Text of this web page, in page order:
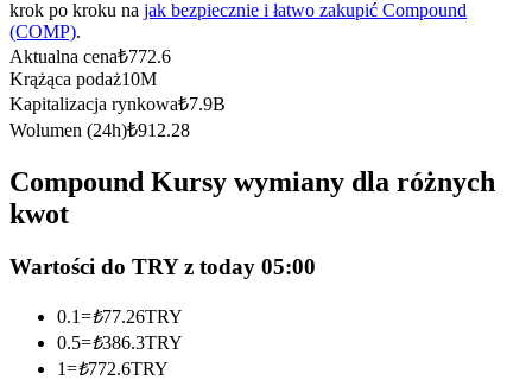
Kopiowanie Transakcji
Dołącz do najlepszych traderów
Zostań traderem kopiującym
krok po kroku na jak bezpiecznie i łatwo zakupić Compound
(COMP).
Aktualna cena₺772.6
Krążąca podaż10M
Kapitalizacja rynkowa₺7.9B
Wolumen (24h)₺912.28
Compound Kursy wymiany dla różnych
kwot
Wartości do TRY z today 05:00
0.1=₺77.26TRY
0.5=₺386.3TRY
1=₺772.6TRY